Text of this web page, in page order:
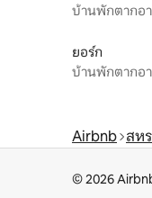
บ้านพักตากอ
ยอร์ก
บ้านพักตากอ
Airbnb สห
© 2026